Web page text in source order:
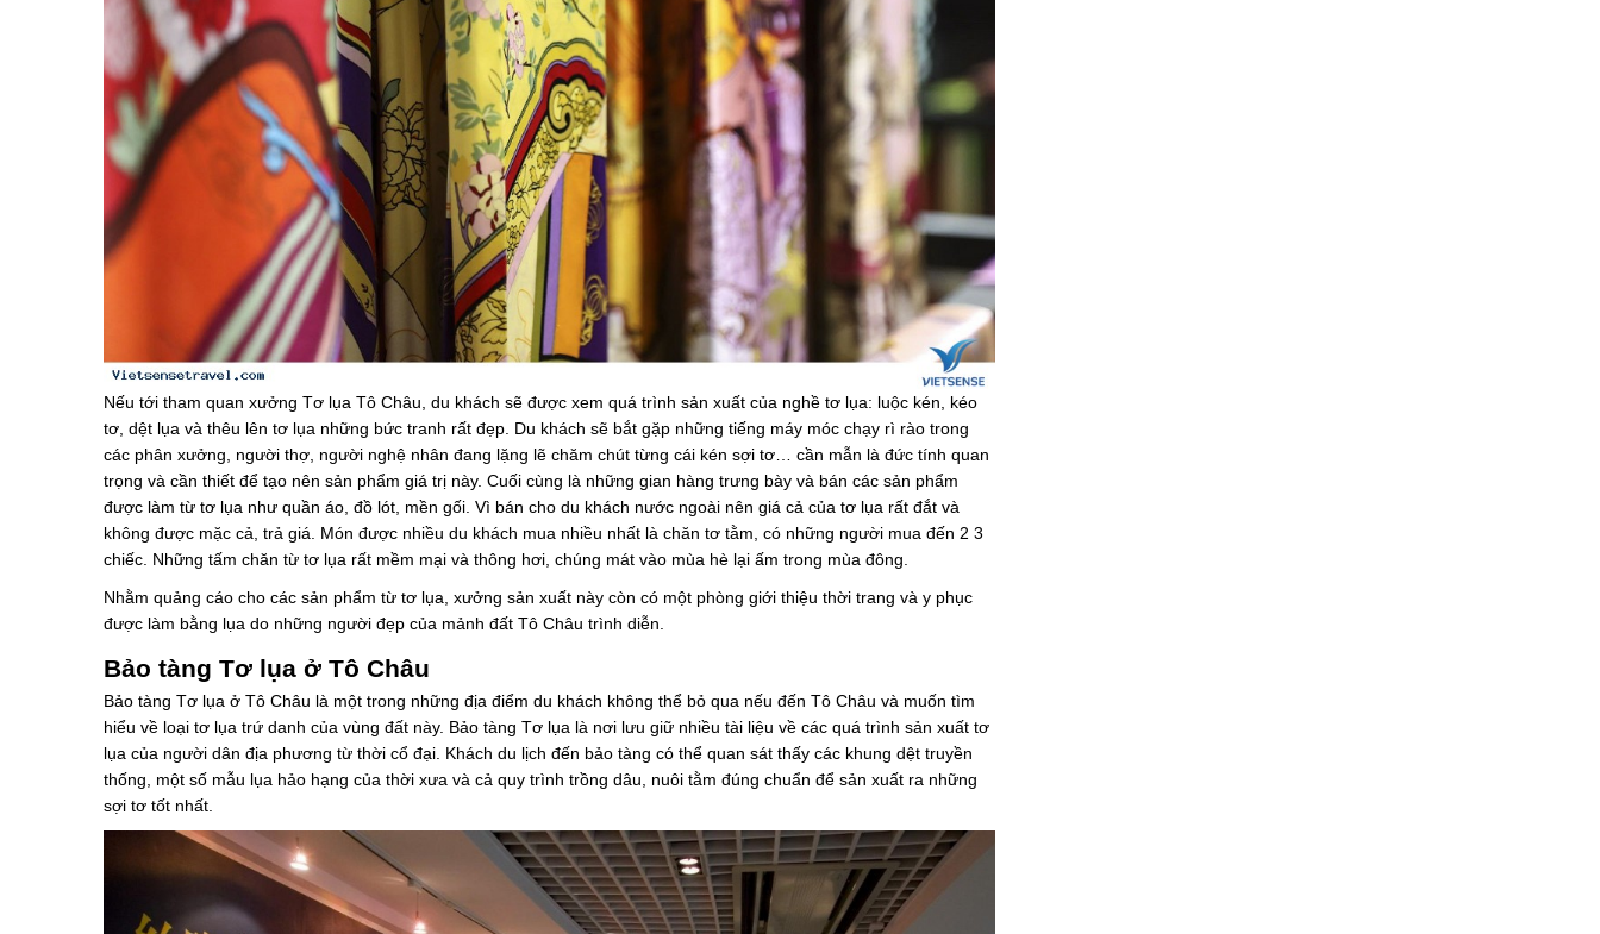
Nếu tới tham quan xưởng Tơ lụa Tô Châu, du khách sẽ được xem quá trình sản xuất của nghề tơ lụa: luộc kén, kéo
tơ, dệt lụa và thêu lên tơ lụa những bức tranh rất đẹp. Du khách sẽ bắt gặp những tiếng máy móc chạy rì rào trong
các phân xưởng, người thợ, người nghệ nhân đang lặng lẽ chăm chút từng cái kén sợi tơ… cần mẫn là đức tính quan
trọng và cần thiết để tạo nên sản phẩm giá trị này. Cuối cùng là những gian hàng trưng bày và bán các sản phẩm
được làm từ tơ lụa như quần áo, đồ lót, mền gối. Vì bán cho du khách nước ngoài nên giá cả của tơ lụa rất đắt và
không được mặc cả, trả giá. Món được nhiều du khách mua nhiều nhất là chăn tơ tằm, có những người mua đến 2 3
chiếc. Những tấm chăn từ tơ lụa rất mềm mại và thông hơi, chúng mát vào mùa hè lại ấm trong mùa đông.
Nhằm quảng cáo cho các sản phẩm từ tơ lụa, xưởng sản xuất này còn có một phòng giới thiệu thời trang và y phục
được làm bằng lụa do những người đẹp của mảnh đất Tô Châu trình diễn.
Bảo tàng Tơ lụa ở Tô Châu
Bảo tàng Tơ lụa ở Tô Châu là một trong những địa điểm du khách không thể bỏ qua nếu đến Tô Châu và muốn tìm
hiểu về loại tơ lụa trứ danh của vùng đất này. Bảo tàng Tơ lụa là nơi lưu giữ nhiều tài liệu về các quá trình sản xuất tơ
lụa của người dân địa phương từ thời cổ đại. Khách du lịch đến bảo tàng có thể quan sát thấy các khung dệt truyền
thống, một số mẫu lụa hảo hạng của thời xưa và cả quy trình trồng dâu, nuôi tằm đúng chuẩn để sản xuất ra những
sợi tơ tốt nhất.